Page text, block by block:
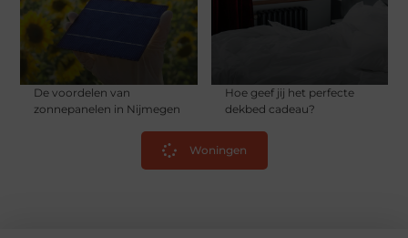
De voordelen van
zonnepanelen in Nijmegen
Hoe geef jij het perfecte
dekbed cadeau?
Woningen